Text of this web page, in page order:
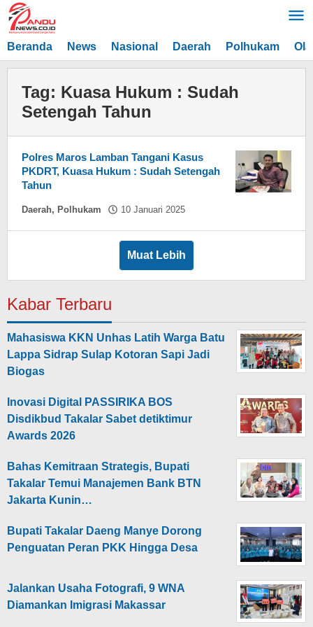
Lewati
ke
konten
Beranda News Nasional Daerah Polhukam
Tag: Kuasa Hukum : Sudah
Setengah Tahun
Polres Maros Lamban Tangani Kasus
PKDRT, Kuasa Hukum : Sudah Setengah
Tahun
Daerah, Polhukam 10 Januari 2025
Muat Lebih
Kabar Terbaru
Mahasiswa KKN Unhas Latih Warga Batu
Lappa Sidrap Sulap Kotoran Sapi Jadi
Biogas
Inovasi Digital PASSIRIKA BOS
Disdikbud Takalar Sabet detiktimur
Awards 2026
Bahas Kemitraan Strategis, Bupati
Takalar Temui Manajemen Bank BTN
Jakarta Kunin…
Bupati Takalar Daeng Manye Dorong
Penguatan Peran PKK Hingga Desa
Jalankan Usaha Fotografi, 9 WNA
Diamankan Imigrasi Makassar